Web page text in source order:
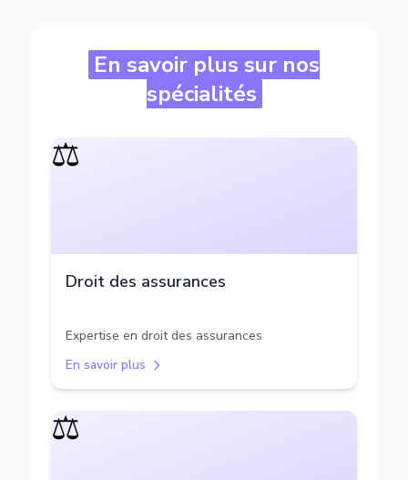
En savoir plus sur nos
spécialités
⚖️
Droit des assurances
Expertise en droit des assurances
En savoir plus
⚖️